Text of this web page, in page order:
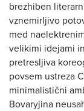
brezhiben
vznemirljivo
med
velikimi idejami
pretresljiva
povsem ustreza
minimalistični
Bovaryjina